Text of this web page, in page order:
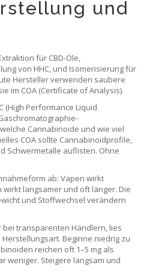
und
für CBD-Öle,
von HHC, und Isomerisierung für
Hersteller verwenden saubere
im COA (Certificate of Analysis).
(High Performance Liquid
Cannabinoide und wie viel
COA sollte Cannabinoidprofile,
Schwermetalle auflisten. Ohne
ab: Vapen wirkt
langsamer und oft länger. Die
und Stoffwechsel verändern
bei transparenten Händlern, lies
Beginne niedrig zu
reichen oft 1–5 mg als
weniger. Steigere langsam und